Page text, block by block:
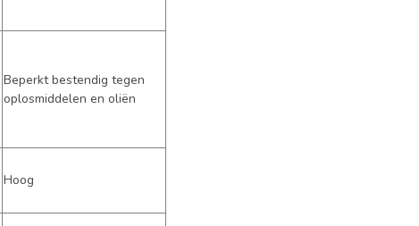
Beperkt bestendig tegen
oplosmiddelen en oliën
Hoog